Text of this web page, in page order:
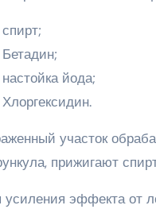
спирт;
Бетадин;
настойка йода;
Хлоргексидин.
участок
прижигают
эффекта от